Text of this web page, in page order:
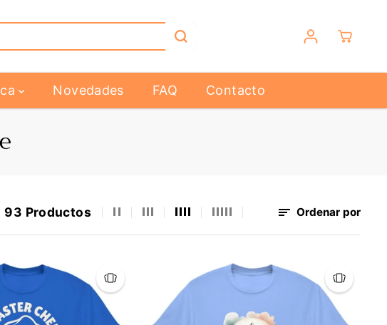
Novedades FAQ Contacto
93 Productos Ordenar por